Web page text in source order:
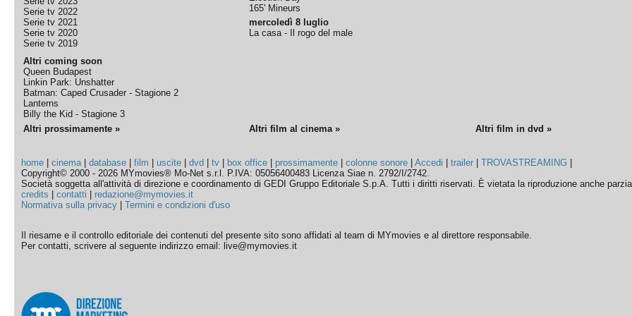
Serie tv 2022
Serie tv 2021
Serie tv 2020
Serie tv 2019
Altri coming soon
Queen Budapest
Linkin Park: Unshatter
Batman: Caped Crusader - Stagione 2
Lanterns
Billy the Kid - Stagione 3
165' Mineurs
mercoledì 8 luglio
La casa - Il rogo del male
Altri prossimamente » Altri film al cinema » Altri film in dvd »
home |cinema|database |film |uscite |dvd |tv box office prossimamente |colonne sonore |Accedi |trailer |TROVASTREAMING
Copyright© 2000 - 2026 MYmovies® Mo-Net s.r.l. P.IVA: 05056400483 Licenza Siae n. 2792/I/2742.
Società soggetta all'attività di direzione e coordinamento di GEDI Gruppo Editoriale S.p.A. Tutti i diritti riservati. È vietata la riproduzione anche
credits |contatti
redazione@mymovies.it
Normativa sulla privacy |Termini e condizioni d'uso
Il riesame e il controllo editoriale dei contenuti del presente sito sono affidati al team di MYmovies e al direttore responsabile.
Per contatti, scrivere al seguente indirizzo email: live@mymovies.it